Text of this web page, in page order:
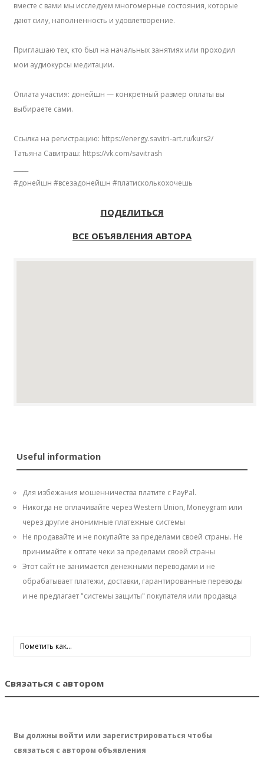
вместе с вами мы исследуем многомерные состояния, которые
дают силу, наполненность и удовлетворение.
Приглашаю тех, кто был на начальных занятиях или проходил
мои аудиокурсы медитации.
Оплата участия: донейшн — конкретный размер оплаты вы
выбираете сами.
Ссылка на регистрацию: https://energy.savitri-art.ru/kurs2/
Татьяна Савитраш: https://vk.com/savitrash
#донейшн #всезадонейшн #платисколькохочешь
ПОДЕЛИТЬСЯ
ВСЕ ОБЪЯВЛЕНИЯ АВТОРА
Useful information
Для избежания мошенничества платите с PayPal.
Никогда не оплачивайте через Western Union, Moneygram или
через другие анонимные платежные системы
Не продавайте и не покупайте за пределами своей страны. Не
принимайте к оптате чеки за пределами своей страны
Этот сайт не занимается денежными переводами и не
обрабатывает платежи, доставки, гарантированные переводы
и не предлагает "системы защиты" покупателя или продавца
Связаться с автором
Вы должны войти или зарегистрироваться чтобы
связаться с автором объявления